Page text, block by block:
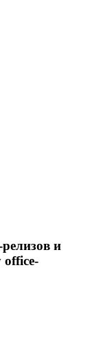
и
office-